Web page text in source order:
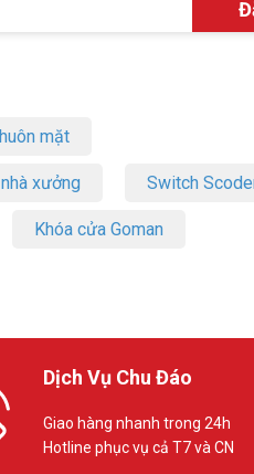
mặt
xưởng Switch
Khóa cửa Goman
Dịch Vụ Chu Đáo
Giao hàng nhanh trong 24h
Hotline phục vụ cả T7 và CN